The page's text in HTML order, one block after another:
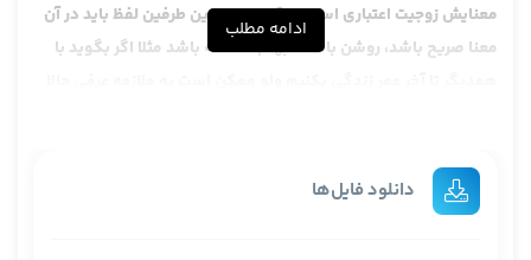
معنایش زوجیت اعتباری است، علقه زوجیت بین طرفین لفظ باید در آن
معنا صریح باشد، روشن باشد، ابهام نداشته باشد مثلا اگر بگوید با
همان بحث معاطات هم مطرح می شد، فرق نمی کند، این بحث
معاطات را گفتیم لفظ می خواهد که حالا خود مرحوم شیخ هم نتیجه
ادامه مطلب
دانلود فایل‌ها